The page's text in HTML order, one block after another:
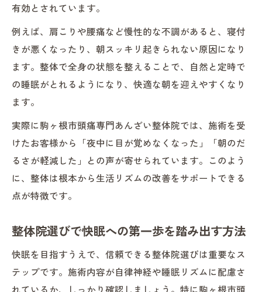
有効とされています。
例えば、肩こりや腰痛など慢性的な不調があると、寝付
きが悪くなったり、朝スッキリ起きられない原因になり
ます。整体で全身の状態を整えることで、自然と定時で
の睡眠がとれるようになり、快適な朝を迎えやすくなり
ます。
実際に駒ヶ根市頭痛専門あんざい整体院では、施術を受
けたお客様から「夜中に目が覚めなくなった」「朝のだ
るさが軽減した」との声が寄せられています。このよう
に、整体は根本から生活リズムの改善をサポートできる
点が特徴です。
整体院選びで快眠への第一歩を踏み出す方法
快眠を目指すうえで、信頼できる整体院選びは重要なス
テップです。施術内容が自律神経や睡眠リズムに配慮さ
れているか、しっかり確認しましょう。特に駒ヶ根市頭